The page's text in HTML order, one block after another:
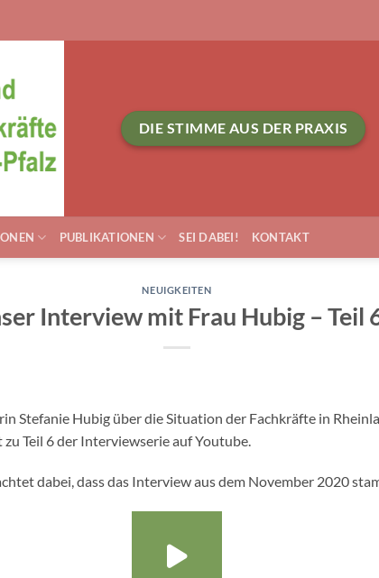
DIE STIMME AUS DER PRAXIS
PUBLIKATIONEN SEI DABEI! KONTAKT
NEUIGKEITEN
Interview mit Frau Hubig – Teil
Stefanie Hubig über die Situation der Fachkräfte in
Teil 6 der Interviewserie auf Youtube.
dabei, dass das Interview aus dem November 2020